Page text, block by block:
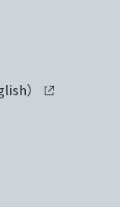
）